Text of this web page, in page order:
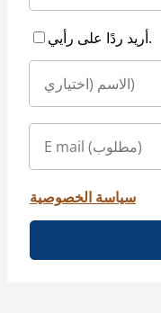
أريد ردًا على رأيي.
سياسة الخصوصية